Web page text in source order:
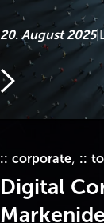
20. August 2025|
>
corporate,
Digital